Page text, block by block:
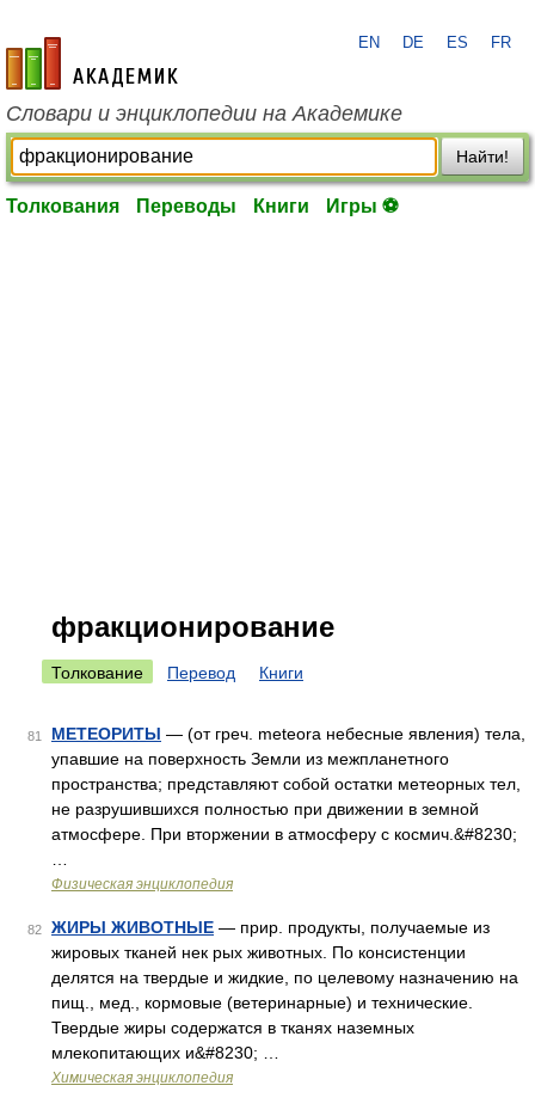
academic.ru
EN DE ES FR
Словари и энциклопедии на Академике
Найти!
Толкования Переводы Книги Игры ⚽
фракционирование
Толкование Перевод Книги
81 МЕТЕОРИТЫ — (от греч. meteora небесные явления) тела,
упавшие на поверхность Земли из межпланетного
пространства; представляют собой остатки метеорных тел,
не разрушившихся полностью при движении в земной
атмосфере. При вторжении в атмосферу с космич.&#8230;
Физическая энциклопедия
82 ЖИРЫ ЖИВОТНЫЕ — прир. продукты, получаемые из
жировых тканей нек рых животных. По консистенции
делятся на твердые и жидкие, по целевому назначению на
пищ., мед., кормовые (ветеринарные) и технические.
Твердые жиры содержатся в тканях наземных
млекопитающих и&#8230; …
Химическая энциклопедия